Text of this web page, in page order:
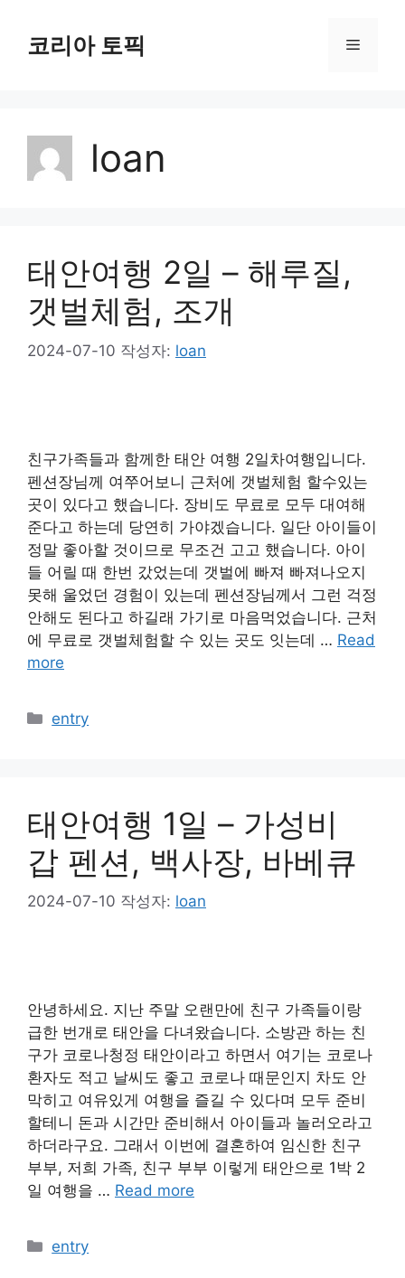
코리아 토픽 메
loan
태안여행 2일 – 해루질,
갯벌체험, 조개
2024-07-10 작성자: loan
친구가족들과 함께한 태안 여행 2일차여행입니다.
펜션장님께 여쭈어보니 근처에 갯벌체험 할수있는
곳이 있다고 했습니다. 장비도 무료로 모두 대여해
준다고 하는데 당연히 가야겠습니다. 일단 아이들이
정말 좋아할 것이므로 무조건 고고 했습니다. 아이
들 어릴 때 한번 갔었는데 갯벌에 빠져 빠져나오지
못해 울었던 경험이 있는데 펜션장님께서 그런 걱정
안해도 된다고 하길래 가기로 마음먹었습니다. 근처
에 무료로 갯벌체험할 수 있는 곳도 잇는데 … Read
more
카
entry
태안여행 1일 – 가성비
갑 펜션, 백사장, 바베큐
2024-07-10 작성자: loan
안녕하세요. 지난 주말 오랜만에 친구 가족들이랑
급한 번개로 태안을 다녀왔습니다. 소방관 하는 친
구가 코로나청정 태안이라고 하면서 여기는 코로나
환자도 적고 날씨도 좋고 코로나 때문인지 차도 안
막히고 여유있게 여행을 즐길 수 있다며 모두 준비
할테니 돈과 시간만 준비해서 아이들과 놀러오라고
하더라구요. 그래서 이번에 결혼하여 임신한 친구
부부, 저희 가족, 친구 부부 이렇게 태안으로 1박 2
일 여행을 … Read more
카
entry